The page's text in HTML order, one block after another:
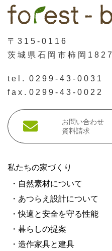
〒315-0116
茨城県石岡市柿岡1827
tel.
0299-43-0031
fax. 0299-43-0022
お問い合わせ
資料請求
私たちの家づくり
・自然素材について
・あつらえ設計について
・快適と安全を守る性能
・暮らしの提案
・造作家具と建具